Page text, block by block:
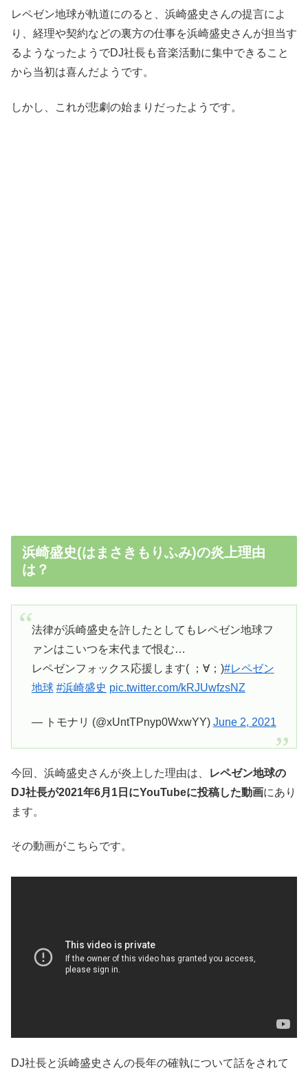
レペゼン地球が軌道にのると、浜崎盛史さんの提言によ
り、経理や契約などの裏方の仕事を浜崎盛史さんが担当す
るようなったようでDJ社長も音楽活動に集中できること
から当初は喜んだようです。
しかし、これが悲劇の始まりだったようです。
浜崎盛史(はまさきもりふみ)の炎上理由
は？
法律が浜崎盛史を許したとしてもレペゼン地球フ
ァンはこいつを末代まで恨む…
レペゼンフォックス応援します( ；∀；)#レペゼン
地球 #浜崎盛史 pic.twitter.com/kRJUwfzsNZ
— トモナリ (@xUntTPnyp0WxwYY) June 2, 2021
今回、浜崎盛史さんが炎上した理由は、
レペゼン地球の
DJ社長が2021年6月1日にYouTubeに投稿した動画にあり
ます。
その動画がこちらです。
DJ社長と浜崎盛史さんの長年の確執について話をされて